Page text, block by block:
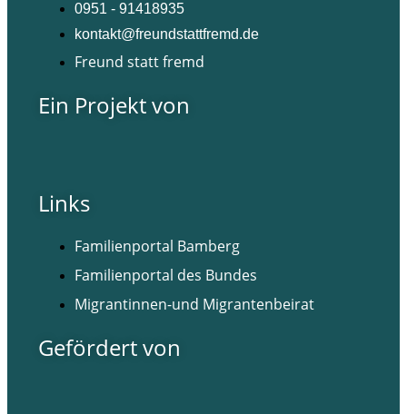
0951 - 91418935
kontakt@freundstattfremd.de
Freund statt fremd
Ein Projekt von
Links
Familienportal Bamberg
Familienportal des Bundes
Migrantinnen-und Migrantenbeirat
Gefördert von